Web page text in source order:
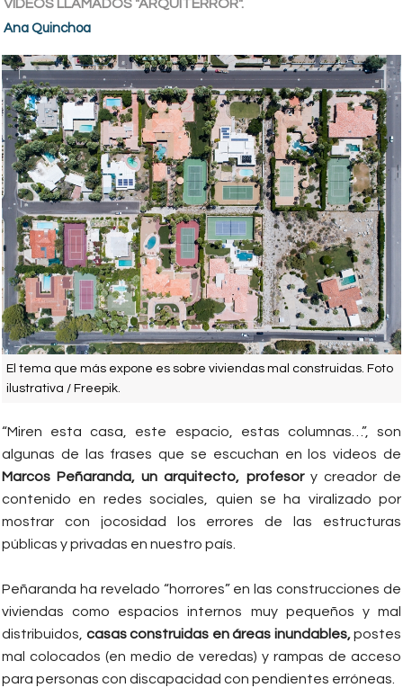
VIDEOS LLAMADOS "ARQUITERROR".
Ana Quinchoa
El tema que más expone es sobre viviendas mal construidas. Foto
ilustrativa / Freepik.
“Miren esta casa, este espacio, estas columnas…”, son
algunas de las frases que se escuchan en los videos de
Marcos Peñaranda, un arquitecto, profesory creador de
contenido en redes sociales, quien se ha viralizado por
mostrar con jocosidad los errores de las estructuras
públicas y privadas en nuestro país.
Peñaranda ha revelado “horrores” en las construcciones de
viviendas como espacios internos muy pequeños y mal
distribuidos, casas construidas en áreas inundables,postes
mal colocados (en medio de veredas) y rampas de acceso
para personas con discapacidad con pendientes erróneas.